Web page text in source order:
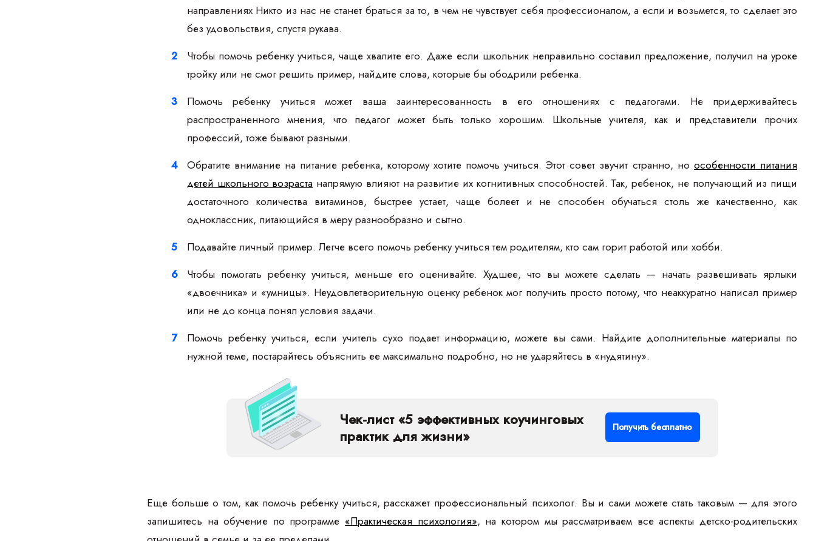
направлениях Никто из нас не станет браться за то, в чем не чувствует себя профессионалом, а если и возьмется, то сделает это
без удовольствия, спустя рукава.
Чтобы помочь ребенку учиться, чаще хвалите его. Даже если школьник неправильно составил предложение, получил на уроке
тройку или не смог решить пример, найдите слова, которые бы ободрили ребенка.
Помочь ребенку учиться может ваша заинтересованность в его отношениях с педагогами. Не придерживайтесь
распространенного мнения, что педагог может быть только хорошим. Школьные учителя, как и представители прочих
профессий, тоже бывают разными.
Обратите внимание на питание ребенка, которому хотите помочь учиться. Этот совет звучит странно, но особенности питания
детей школьного возраста напрямую влияют на развитие их когнитивных способностей. Так, ребенок, не получающий из пищи
достаточного количества витаминов, быстрее устает, чаще болеет и не способен обучаться столь же качественно, как
одноклассник, питающийся в меру разнообразно и сытно.
Подавайте личный пример. Легче всего помочь ребенку учиться тем родителям, кто сам горит работой или хобби.
Чтобы помогать ребенку учиться, меньше его оценивайте. Худшее, что вы можете сделать — начать развешивать ярлыки
«двоечника» и «умницы». Неудовлетворительную оценку ребенок мог получить просто потому, что неаккуратно написал пример
или не до конца понял условия задачи.
Помочь ребенку учиться, если учитель сухо подает информацию, можете вы сами. Найдите дополнительные материалы по
нужной теме, постарайтесь объяснить ее максимально подробно, но не ударяйтесь в «нудятину».
Чек-лист «5 эффективных коучинговых
практик для жизни»
Получить бесплатно
Еще больше о том, как помочь ребенку учиться, расскажет профессиональный психолог. Вы и сами можете стать таковым — для этого
запишитесь на обучение по программе«Практическая психология», на котором мы рассматриваем все аспекты детско-родительских